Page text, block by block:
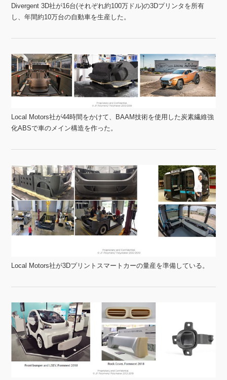
Divergent 3D社が16台(それぞれ約100万ドル)の3Dプリンタを所有
し、年間約10万台の自動車を生産した。
Local Motors社が44時間をかけて、BAAM技術を使用した炭素繊維強
化ABSで車のメイン構造を作った。
Local Motors社が3Dプリントスマートカーの量産を準備している。